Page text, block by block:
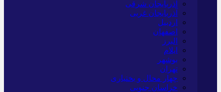
آذربایجان شرقی
آذربایجان غربی
اردبیل
اصفهان
البرز
ایلام
بوشهر
تهران
چهار محال و بختیاری
خراسان جنوبی